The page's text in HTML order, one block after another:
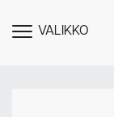
NÄYTÄVALIKKO